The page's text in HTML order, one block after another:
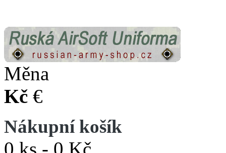
Měna
Kč €
Nákupní košík